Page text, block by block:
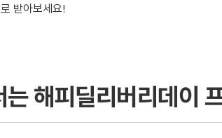
받아보세요!
해피딜리버리데이